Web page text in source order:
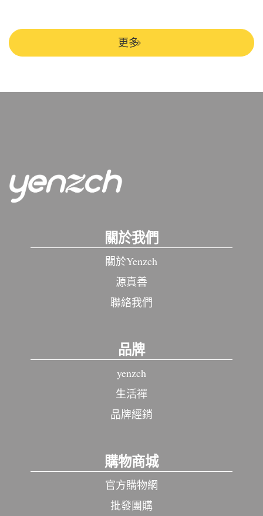
更多
關於我們
關於Yenzch
源真善
聯絡我們
品牌
yenzch
生活禪
品牌經銷
購物商城
官方購物網
批發團購